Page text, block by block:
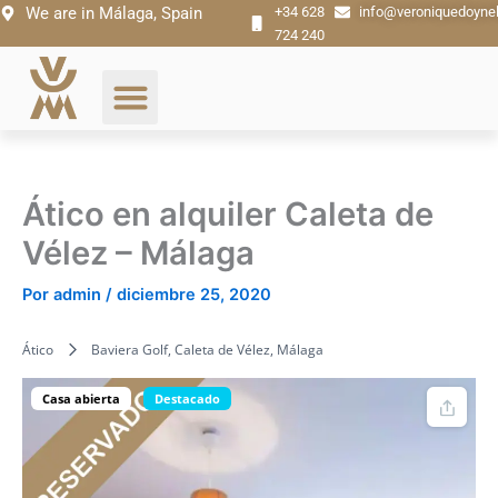
Ir
contenido
We are in Málaga, Spain
+34 628
724 240
Ático en alquiler Caleta de
Vélez – Málaga
Por admin / diciembre 25, 2020
Ático Baviera Golf, Caleta de Vélez, Málaga
Casa abierta Destacado